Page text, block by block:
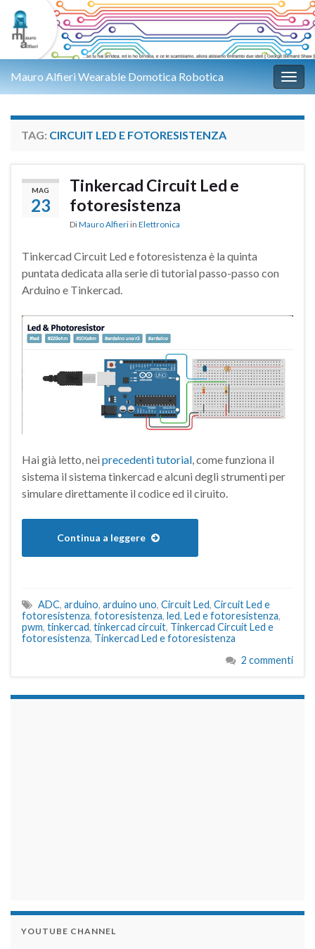
Mauro Alfieri Wearable Domotica Robotica
TAG: CIRCUIT LED E FOTORESISTENZA
MAG
23
Tinkercad Circuit Led e
fotoresistenza
DiMauro Alfieri in Elettronica
Tinkercad Circuit Led e fotoresistenza è la quinta
puntata dedicata alla serie di tutorial passo-passo con
Arduino e Tinkercad.
Hai già letto, nei precedenti tutorial , come funziona il
sistema il sistema tinkercad e alcuni degli strumenti per
simulare direttamente il codice ed il ciruito.
Continua a leggere
ADC, arduino, arduino uno, Circuit Led, Circuit Led e
fotoresistenza, fotoresistenza, led, Led e fotoresistenza,
pwm, tinkercad, tinkercad circuit, Tinkercad Circuit Led e
fotoresistenza, Tinkercad Led e fotoresistenza
2 commenti
YOUTUBE CHANNEL